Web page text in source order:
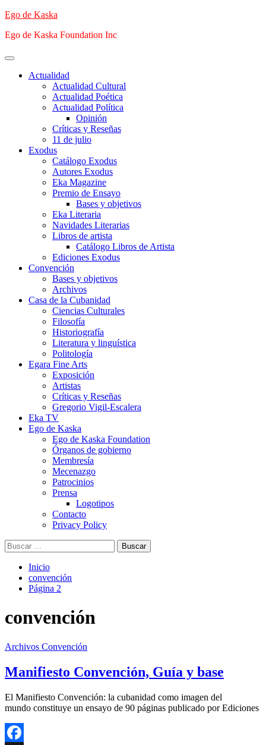
Saltar
contenido
Ego de Kaska
Ego de Kaska Foundation Inc
Menú
principalActualidad
Actualidad Cultural
Actualidad Poética
Actualidad Política
Opinión
Críticas y Reseñas
11 de julio
Exodus
Catálogo Exodus
Autores Exodus
Eka Magazine
Premio de Ensayo
Bases y objetivos
Eka Literaria
Navidades Literarias
Libros de artista
Catálogo Libros de Artista
Ediciones Exodus
Convención
Bases y objetivos
Archivos
Casa de la Cubanidad
Ciencias Culturales
Filosofía
Historiografía
Literatura y linguística
Politología
Egara Fine Arts
Exposición
Artistas
Críticas y Reseñas
Gregorio Vigil-Escalera
Eka TV
Ego de Kaska
Ego de Kaska Foundation
Órganos de gobierno
Membresía
Mecenazgo
Patrocinios
Prensa
Logotipos
Contacto
Privacy Policy
Buscar:
Inicio
convención
Página 2
convención
Archivos Convención
Manifiesto Convención, Guía y base
El Manifiesto Convención: la cubanidad como imagen del
mundo constituye un ensayo de 90 páginas publicado por Ediciones